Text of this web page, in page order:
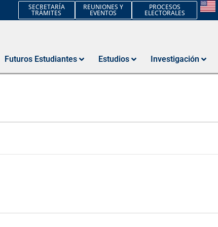
SECRETARÍA
TRÁMITES
REUNIONES Y
EVENTOS
PROCESOS
ELECTORALES
Futuros Estudiantes Estudios Investigación